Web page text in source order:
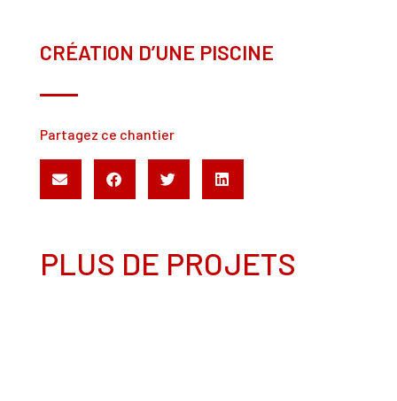
CRÉATION D’UNE PISCINE
Partagez ce chantier
PLUS DE PROJETS